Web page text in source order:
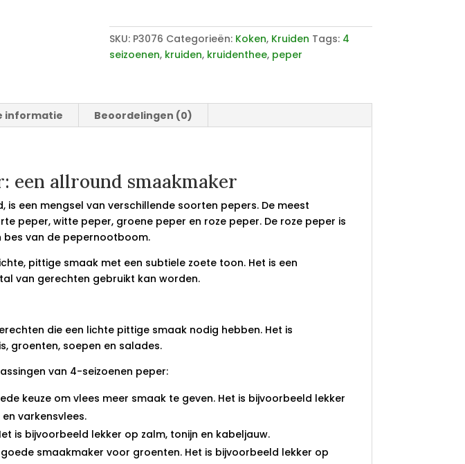
SKU: P3076 Categorieën: Koken, Kruiden Tags: 4
seizoenen, kruiden, kruidenthee, peper
informatie Beoordelingen (0)
een allround smaakmaker
is een mengsel van verschillende soorten pepers. De meest
peper, witte peper, groene peper en roze peper. De roze peper is
bes van de pepernootboom.
pittige smaak met een subtiele zoete toon. Het is een
van gerechten gebruikt kan worden.
die een lichte pittige smaak nodig hebben. Het is
groenten, soepen en salades.
van 4-seizoenen peper:
keuze om vlees meer smaak te geven. Het is bijvoorbeeld lekker
varkensvlees.
is bijvoorbeeld lekker op zalm, tonijn en kabeljauw.
smaakmaker voor groenten. Het is bijvoorbeeld lekker op